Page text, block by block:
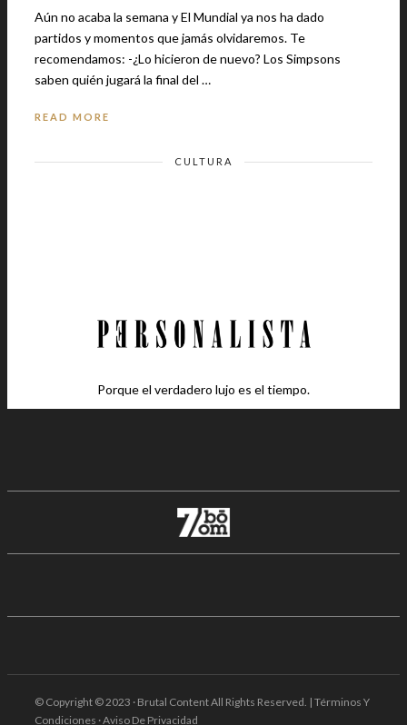
Aún no acaba la semana y El Mundial ya nos ha dado
partidos y momentos que jamás olvidaremos. Te
recomendamos: -¿Lo hicieron de nuevo? Los Simpsons
saben quién jugará la final del …
READ MORE
CULTURA
Porque el verdadero lujo es el tiempo.
© Copyright © 2023 · Brutal Content All Rights Reserved. | Términos Y
Condiciones · Aviso De Privacidad